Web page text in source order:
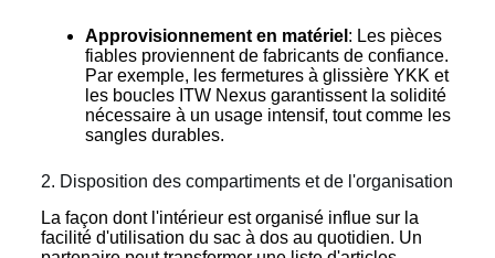
Approvisionnement en matériel : Les pièces
fiables proviennent de fabricants de confiance.
Par exemple, les fermetures à glissière YKK et
les boucles ITW Nexus garantissent la solidité
nécessaire à un usage intensif, tout comme les
sangles durables.
2. Disposition des compartiments et de l'organisation
La façon dont l'intérieur est organisé influe sur la
facilité d'utilisation du sac à dos au quotidien. Un